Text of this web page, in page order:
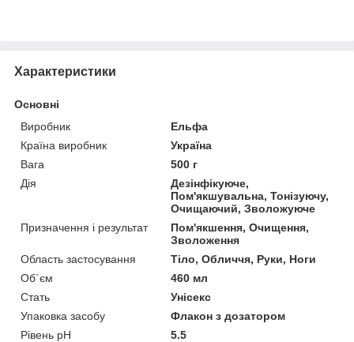
Характеристики
Основні
Виробник
Ельфа
Країна виробник
Україна
Вага
500 г
Дія
Дезінфікуюче,
Пом'якшувальна, Тонізуючу,
Очищаючий, Зволожуюче
Призначення і результат
Пом'якшення, Очищення,
Зволоження
Область застосування
Тіло, Обличчя, Руки, Ноги
Об`єм
460 мл
Стать
Унісекс
Упаковка засобу
Флакон з дозатором
Рівень pH
5.5